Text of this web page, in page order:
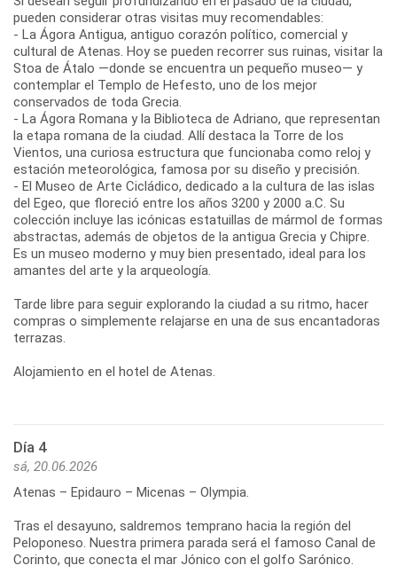
pueden considerar otras visitas muy recomendables:
- La Ágora Antigua, antiguo corazón político, comercial y
cultural de Atenas. Hoy se pueden recorrer sus ruinas, visitar la
Stoa de Átalo —donde se encuentra un pequeño museo— y
contemplar el Templo de Hefesto, uno de los mejor
conservados de toda Grecia.
- La Ágora Romana y la Biblioteca de Adriano, que representan
la etapa romana de la ciudad. Allí destaca la Torre de los
Vientos, una curiosa estructura que funcionaba como reloj y
estación meteorológica, famosa por su diseño y precisión.
- El Museo de Arte Cicládico, dedicado a la cultura de las islas
del Egeo, que floreció entre los años 3200 y 2000 a.C. Su
colección incluye las icónicas estatuillas de mármol de formas
abstractas, además de objetos de la antigua Grecia y Chipre.
Es un museo moderno y muy bien presentado, ideal para los
amantes del arte y la arqueología.
Tarde libre para seguir explorando la ciudad a su ritmo, hacer
compras o simplemente relajarse en una de sus encantadoras
terrazas.
Alojamiento en el hotel de Atenas.
Día 4
sá, 20.06.2026
Atenas – Epidauro – Micenas – Olympia.
Tras el desayuno, saldremos temprano hacia la región del
Peloponeso. Nuestra primera parada será el famoso Canal de
Corinto, que conecta el mar Jónico con el golfo Sarónico.